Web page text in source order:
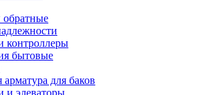
контроллеры
бытовые
для баков
и элеваторы